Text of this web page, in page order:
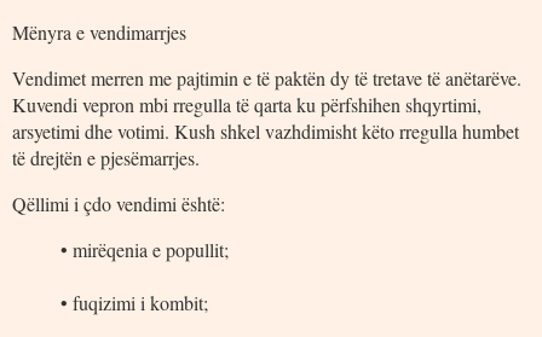
Mënyra e vendimarrjes
Vendimet merren me pajtimin e të paktën dy të tretave të anëtarëve.
Kuvendi vepron mbi rregulla të qarta ku përfshihen shqyrtimi,
arsyetimi dhe votimi. Kush shkel vazhdimisht këto rregulla humbet
të drejtën e pjesëmarrjes.
Qëllimi i çdo vendimi është:
• mirëqenia e popullit;
• fuqizimi i kombit;